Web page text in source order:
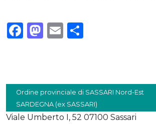
Facebook
Mastodon
Email
Ordine provinciale di SASSARI Nord-Est
SARDEGNA (ex SASSARI)
Viale Umberto I, 52 07100 Sassari